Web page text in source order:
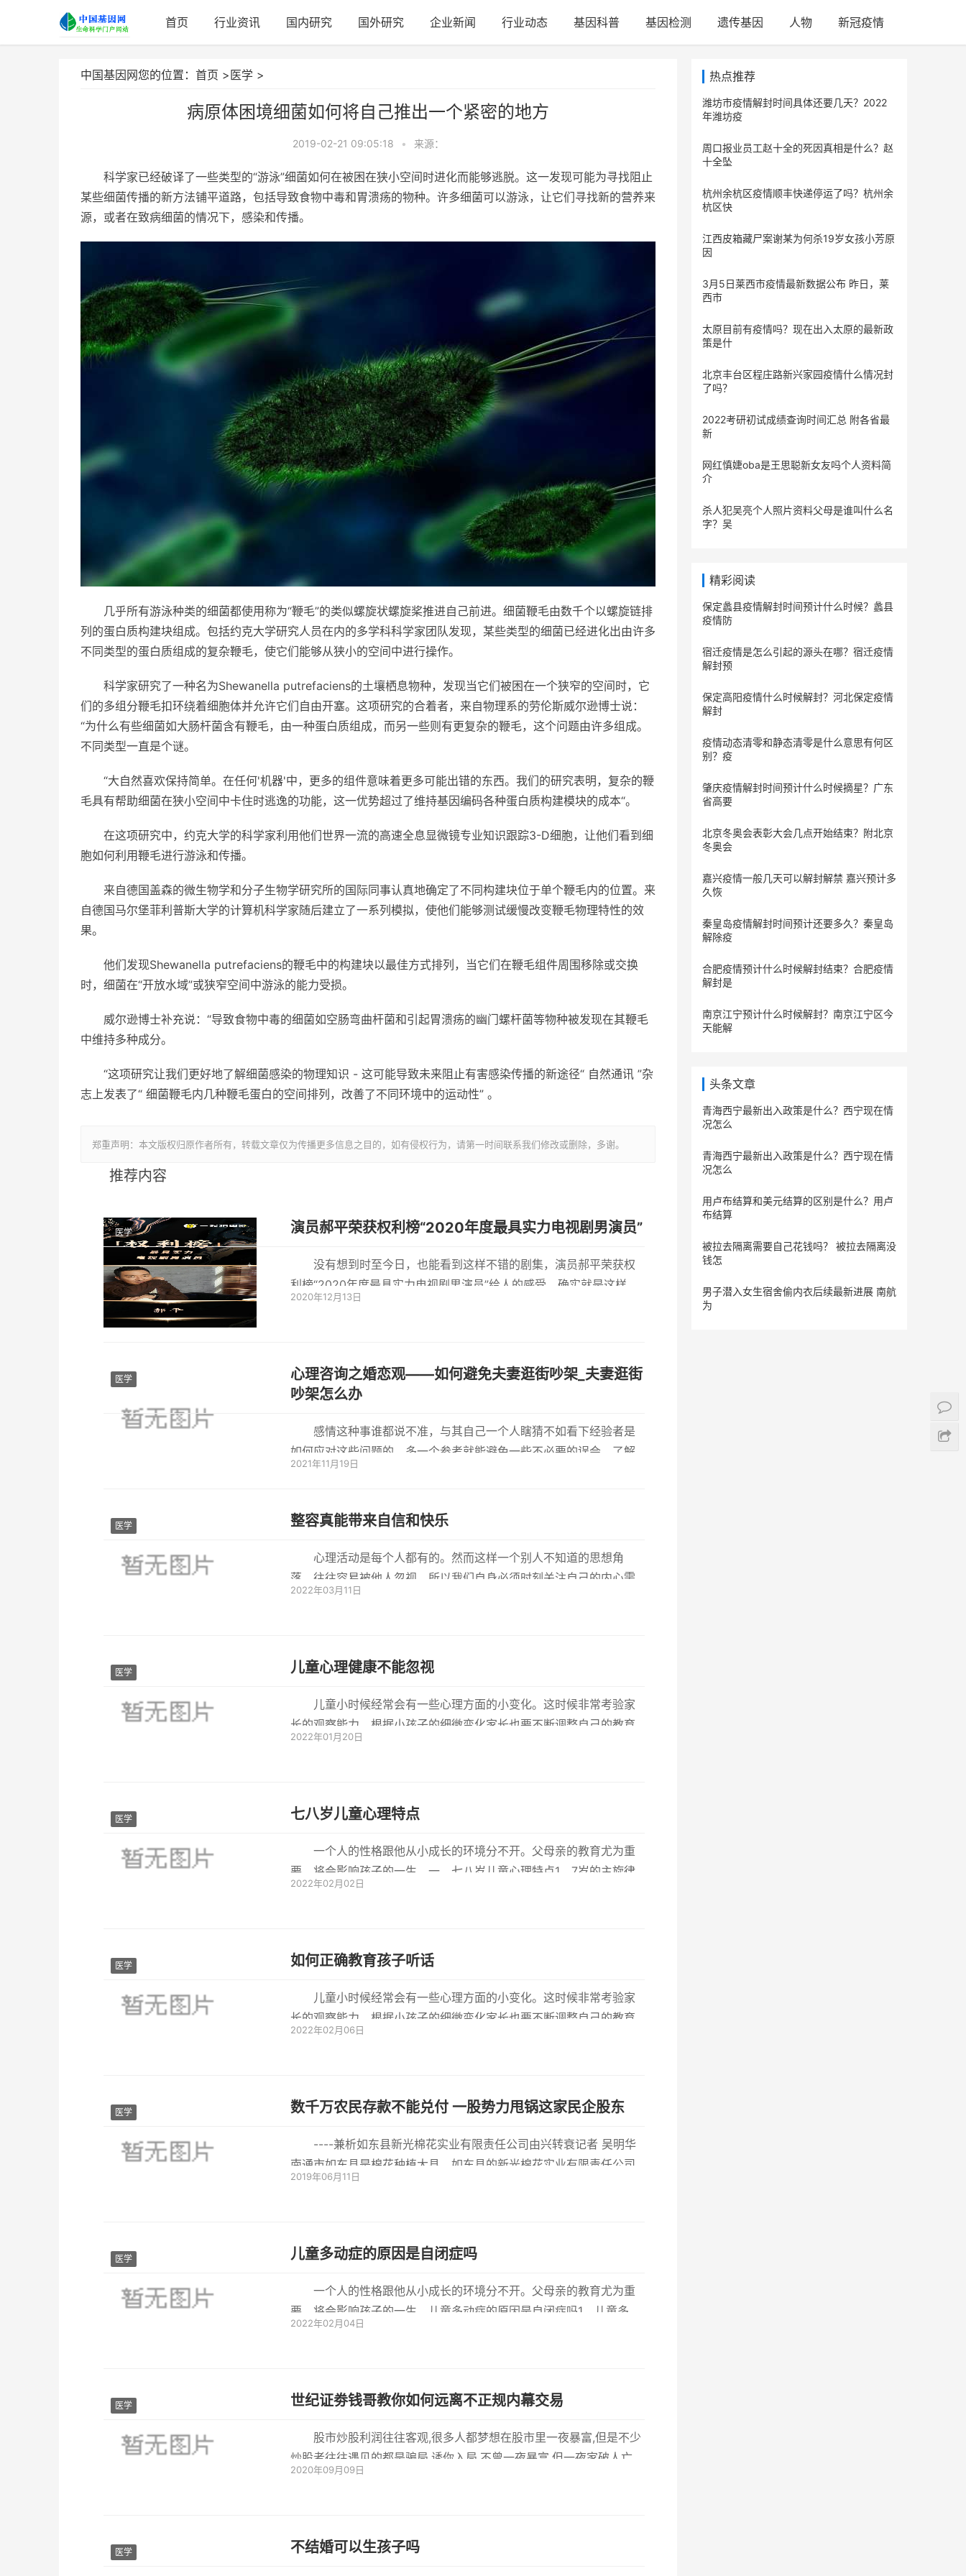
首页 行业资讯 国内研究 国外研究 企业新闻 行业动态 基因科普 基因检测 遗传基因 人物 新冠疫情
中国基因网您的位置： 首页 > 医学 >
病原体困境细菌如何将自己推出一个紧密的地方
2019-02-21 09:05:18 • 来源：
科学家已经破译了一些类型的“游泳”细菌如何在被困在狭小空间时进化而能够逃脱。这一发现可能为寻找阻止
某些细菌传播的新方法铺平道路，包括导致食物中毒和胃溃疡的物种。许多细菌可以游泳，让它们寻找新的营养来
源，或者在致病细菌的情况下，感染和传播。
几乎所有游泳种类的细菌都使用称为“鞭毛”的类似螺旋状螺旋桨推进自己前进。细菌鞭毛由数千个以螺旋链排
列的蛋白质构建块组成。包括约克大学研究人员在内的多学科科学家团队发现，某些类型的细菌已经进化出由许多
不同类型的蛋白质组成的复杂鞭毛，使它们能够从狭小的空间中进行操作。
科学家研究了一种名为Shewanella putrefaciens的土壤栖息物种，发现当它们被困在一个狭窄的空间时，它
们的多组分鞭毛扣环绕着细胞体并允许它们自由开塞。这项研究的合着者，来自物理系的劳伦斯威尔逊博士说：
“为什么有些细菌如大肠杆菌含有鞭毛，由一种蛋白质组成，而另一些则有更复杂的鞭毛，这个问题由许多组成。
不同类型一直是个谜。
“大自然喜欢保持简单。在任何'机器'中，更多的组件意味着更多可能出错的东西。我们的研究表明，复杂的鞭
毛具有帮助细菌在狭小空间中卡住时逃逸的功能，这一优势超过了维持基因编码各种蛋白质构建模块的成本“。
在这项研究中，约克大学的科学家利用他们世界一流的高速全息显微镜专业知识跟踪3-D细胞，让他们看到细
胞如何利用鞭毛进行游泳和传播。
来自德国盖森的微生物学和分子生物学研究所的国际同事认真地确定了不同构建块位于单个鞭毛内的位置。来
自德国马尔堡菲利普斯大学的计算机科学家随后建立了一系列模拟，使他们能够测试缓慢改变鞭毛物理特性的效
果。
他们发现Shewanella putrefaciens的鞭毛中的构建块以最佳方式排列，当它们在鞭毛组件周围移除或交换
时，细菌在“开放水域”或狭窄空间中游泳的能力受损。
威尔逊博士补充说：“导致食物中毒的细菌如空肠弯曲杆菌和引起胃溃疡的幽门螺杆菌等物种被发现在其鞭毛
中维持多种成分。
“这项研究让我们更好地了解细菌感染的物理知识 - 这可能导致未来阻止有害感染传播的新途径“ 自然通讯 ”杂
志上发表了“ 细菌鞭毛内几种鞭毛蛋白的空间排列，改善了不同环境中的运动性” 。
郑重声明：本文版权归原作者所有，转载文章仅为传播更多信息之目的，如有侵权行为，请第一时间联系我们修改或删除，多谢。
推荐内容
医学 演员郝平荣获权利榜“2020年度最具实力电视剧男演员”
没有想到时至今日，也能看到这样不错的剧集，演员郝平荣获权
利榜“2020年度最具实力电视剧男演员”给人的感受，确实就是这样不
需时光。...
2020年12月13日
医学
心理咨询之婚恋观——如何避免夫妻逛街吵架_夫妻逛街
吵架怎么办
感情这种事谁都说不准，与其自己一个人瞎猜不如看下经验者是
如何应对这些问题的，多一个参考就能避免一些不必要的误会，了解
的更多就会...
2021年11月19日
医学 整容真能带来自信和快乐
心理活动是每个人都有的。然而这样一个别人不知道的思想角
落，往往容易被他人忽视。所以我们自身必须时刻关注自己的内心需
求，不能让自...
2022年03月11日
医学 儿童心理健康不能忽视
儿童小时候经常会有一些心理方面的小变化。这时候非常考验家
长的观察能力。根据小孩子的细微变化家长也要不断调整自己的教育
模式和方法...
2022年01月20日
医学 七八岁儿童心理特点
一个人的性格跟他从小成长的环境分不开。父母亲的教育尤为重
要，将会影响孩子的一生。一、七八岁儿童心理特点1、7岁的主旋律
是孤独与退却,
2022年02月02日
医学 如何正确教育孩子听话
儿童小时候经常会有一些心理方面的小变化。这时候非常考验家
长的观察能力。根据小孩子的细微变化家长也要不断调整自己的教育
模式和方法...
2022年02月06日
医学 数千万农民存款不能兑付 一股势力甩锅这家民企股东
----兼析如东县新光棉花实业有限责任公司由兴转衰记者 吴明华
南通市如东县是棉花种植大县，如东县的新光棉花实业有限责任公司
（简称新光棉
2019年06月11日
医学 儿童多动症的原因是自闭症吗
一个人的性格跟他从小成长的环境分不开。父母亲的教育尤为重
要，将会影响孩子的一生。儿童多动症的原因是自闭症吗1、儿童多动
症的原因是自
2022年02月04日
医学 世纪证劵钱哥教你如何远离不正规内幕交易
股市炒股利润往往客观,很多人都梦想在股市里一夜暴富,但是不少
炒股者往往遇见的都是骗局,诱你入局,不曾一夜暴富,但一夜家破人亡却
有。实例
2020年09月09日
医学 不结婚可以生孩子吗
热点推荐
潍坊市疫情解封时间具体还要几天？2022
年潍坊疫
周口报业员工赵十全的死因真相是什么？赵
十全坠
杭州余杭区疫情顺丰快递停运了吗？杭州余
杭区快
江西皮箱藏尸案谢某为何杀19岁女孩小芳原
因
3月5日莱西市疫情最新数据公布 昨日，莱
西市
太原目前有疫情吗？现在出入太原的最新政
策是什
北京丰台区程庄路新兴家园疫情什么情况封
了吗？
2022考研初试成绩查询时间汇总 附各省最
新
网红慎婕oba是王思聪新女友吗个人资料简
介
杀人犯吴亮个人照片资料父母是谁叫什么名
字？吴
精彩阅读
保定蠡县疫情解封时间预计什么时候？蠡县
疫情防
宿迁疫情是怎么引起的源头在哪？宿迁疫情
解封预
保定​高阳疫情什么时候解封？河北保定疫情
解封
疫情动态清零和静态清零是什么意思有何区
别？疫
肇庆疫情解封时间预计什么时候摘星？广东
省高要
北京冬奥会表彰大会几点开始结束？附北京
冬奥会
嘉兴疫情一般几天可以解封解禁 嘉兴预计多
久恢
秦皇岛疫情解封时间预计还要多久？秦皇岛
解除疫
合肥疫情预计什么时候解封结束？合肥疫情
解封是
南京江宁预计什么时候解封？南京江宁区今
天能解
头条文章
青海西宁最新出入政策是什么？西宁现在情
况怎么
青海西宁最新出入政策是什么？西宁现在情
况怎么
用卢布结算和美元结算的区别是什么？用卢
布结算
被拉去隔离需要自己花钱吗？ 被拉去隔离没
钱怎
男子潜入女生宿舍偷内衣后续最新进展 南航
为